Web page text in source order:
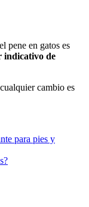
pene en gatos es
indicativo de
cambio es
para pies y